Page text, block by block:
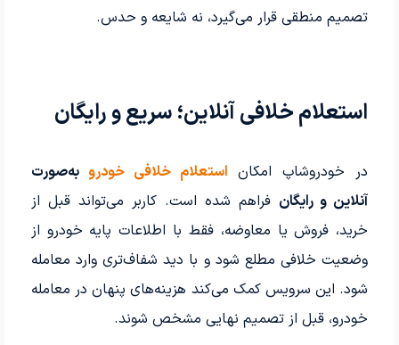
تصمیم منطقی قرار می‌گیرد، نه شایعه و حدس.
استعلام خلافی آنلاین؛ سریع و رایگان
در خودروشاپ امکان استعلام خلافی خودروبه‌صورت
آنلاین و رایگان فراهم شده است. کاربر می‌تواند قبل از
خرید، فروش یا معاوضه، فقط با اطلاعات پایه خودرو از
وضعیت خلافی مطلع شود و با دید شفاف‌تری وارد معامله
شود. این سرویس کمک می‌کند هزینه‌های پنهان در معامله
خودرو، قبل از تصمیم نهایی مشخص شوند.